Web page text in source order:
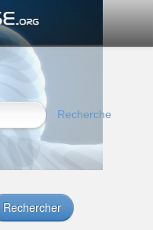
Recherche